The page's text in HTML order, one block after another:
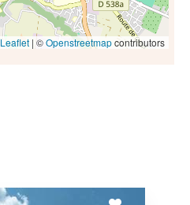
Leaflet| ©Openstreetmapcontributors